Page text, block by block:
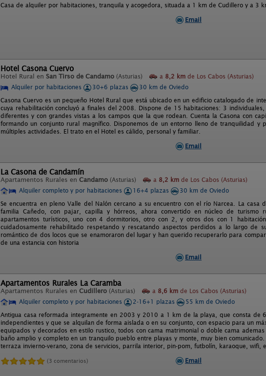
Casa de alquiler por habitaciones, tranquila y acogedora, situada a 1 km de Cudillero y a 3
Email
Hotel Casona Cuervo
Hotel Rural en San Tirso de Candamo (Asturias) a 8,2 km de Los Cabos (Asturias)
Alquiler por habitaciones
30+6 plazas
30 km de Oviedo
Casona Cuervo es un pequeño Hotel Rural que está ubicado en un edificio catalogado de
cuya rehabilitación concluyó a finales del 2008. Dispone de 15 habitaciones: 3
diferentes y con grandes vistas a los campos que la que rodean. Cuenta la Casona con
formando un conjunto rural magnífico. Disponemos de un entorno lleno de tranquilidad
múltiples actividades. El trato en el Hotel es cálido, personal y familiar.
Email
La Casona de Candamín
Apartamentos Rurales en Candamo (Asturias) a 8,2 km de Los Cabos (Asturias)
Alquiler completo y por habitaciones
16+4 plazas
30 km de Oviedo
Se encuentra en pleno Valle del Nalón cercano a su encuentro con el río Narcea. La
familia Cañedo, con pajar, capilla y hórreos, ahora convertido en núcleo de turismo
apartamentos turísticos, uno con 4 dormitorios, otro con 2, y otros dos con 1
cuidadosamente rehabilitado respetando y rescatando aspectos perdidos a lo largo de
romántico de dos locos que se enamoraron del lugar y han querido recuperarlo para
de una estancia con historia
Email
Apartamentos Rurales La Caramba
Apartamentos Rurales en Cudillero (Asturias) a 8,6 km de Los Cabos (Asturias)
Alquiler completo y por habitaciones
2-16+1 plazas
55 km de Oviedo
Antigua casa reformada integramente en 2003 y 2010 a 1 km de la playa, que consta de
independientes y que se alquilan de forma aislada o en su conjunto, con espacio para un
equipados y decorados en estilo rustico, todos con cama matrimonial o doble cama
baño amplio y completo en un tranquilo pueblo entre playas y monte, muy bien
terraza invierno-verano, zona de servicios, parrila interior, pin-pom, futbolín, karaoque, wifi,
(3 comentarios) Email